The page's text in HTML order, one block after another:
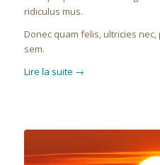
ridiculus mus.
Donec quam felis, ultricies
sem.
Lire la suite →